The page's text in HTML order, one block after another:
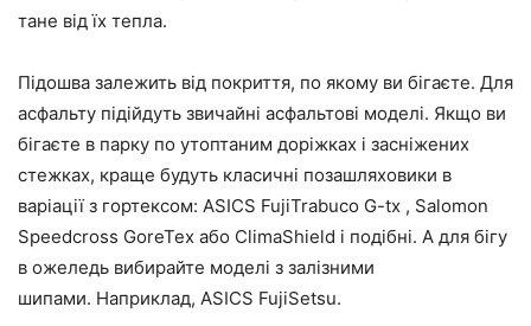
тане від їх тепла.
Підошва залежить від покриття, по якому ви бігаєте. Для
асфальту підійдуть звичайні асфальтові моделі. Якщо ви
бігаєте в парку по утоптаним доріжках і засніжених
стежках, краще будуть класичні позашляховики в
варіації з гортексом: ASICS FujiTrabuco G-tx , Salomon
Speedcross GoreTex або ClimaShield і подібні. А для бігу
в ожеледь вибирайте моделі з залізними
шипами. Наприклад, ASICS FujiSetsu.